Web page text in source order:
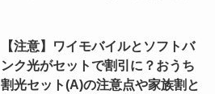
【注意】ワイモバイルとソフトバ
ンク光がセットで割引に？おうち
割光セット(A)の注意点や家族割と